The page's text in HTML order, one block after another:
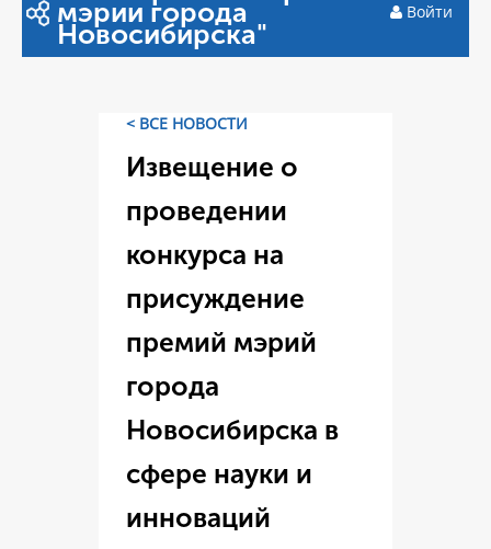
мэрии города
Новосибирска"
Войти
< ВСЕ НОВОСТИ
Извещение о
проведении
конкурса на
присуждение
премий мэрий
города
Новосибирска в
сфере науки и
инноваций